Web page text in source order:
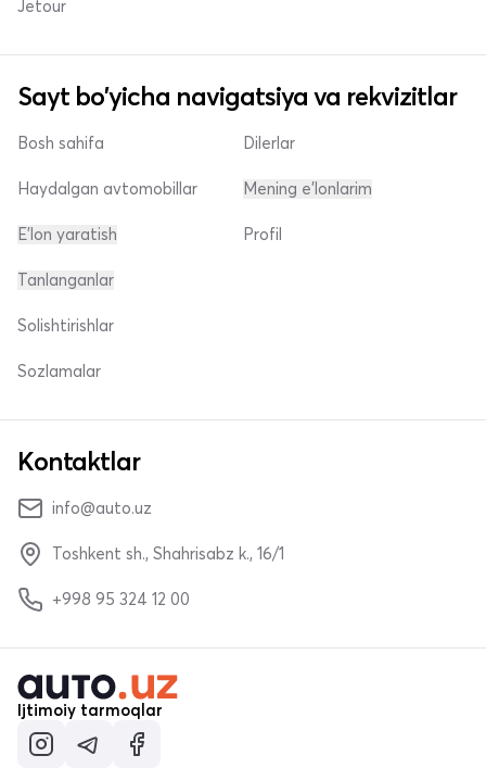
Jetour
Sayt bo'yicha navigatsiya va rekvizitlar
Bosh sahifa
Haydalgan avtomobillar
E'lon yaratish
Dilerlar
Mening e'lonlarim
Profil
Tanlanganlar
Solishtirishlar
Sozlamalar
Kontaktlar
info@auto.uz
Toshkent sh., Shahrisabz k., 16/1
+998 95 324 12 00
Ijtimoiy tarmoqlar